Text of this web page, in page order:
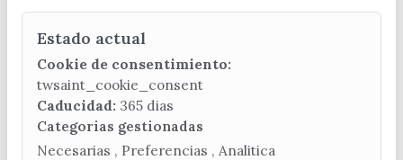
CONTACTA CON LA OFICINA DE TURISMO
(+34) 952 541 104
turismo@velezmalaga.es
C/ Poniente, 2. CP 29740 - Torre del Mar
Estado actual
Cookie de consentimiento:
twsaint_cookie_consent
Caducidad: 365 dias
Categorias gestionadas
Necesarias , Preferencias , Analitica